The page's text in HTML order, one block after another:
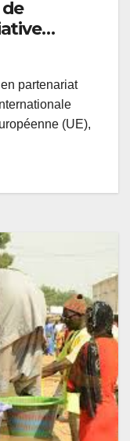
les
du
partenariat
(UE),